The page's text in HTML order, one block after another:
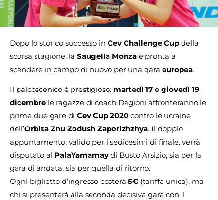
Dopo lo storico successo in Cev Challenge Cup della
scorsa stagione, la Saugella Monza è pronta a
scendere in campo di nuovo per una gara europea.
Il palcoscenico è prestigioso: martedì 17 e giovedì 19
dicembre le ragazze di coach Dagioni affronteranno le
prime due gare di Cev Cup 2020 contro le ucraine
dell’Orbita Znu Zodush Zaporizhzhya. Il doppio
appuntamento, valido per i sedicesimi di finale, verrà
disputato al PalaYamamay di Busto Arsizio, sia per la
gara di andata, sia per quella di ritorno.
Ogni biglietto d’ingresso costerà 5€ (tariffa unica), ma
chi si presenterà alla seconda decisiva gara con il